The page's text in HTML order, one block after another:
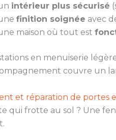
intérieur plus sécurisé
finition soignée avec
maison où tout est
en menuiserie
couvre un
et réparation de portes
qui frotte au sol ? Une